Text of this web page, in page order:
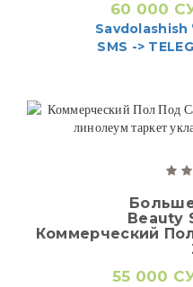
60 000
Savdolashish
SMS ->
Beauty
Коммерческий
55 000